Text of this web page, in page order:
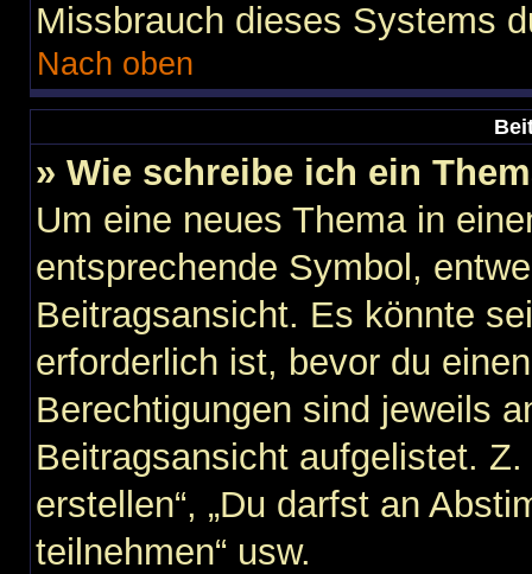
Missbrauch dieses Systems
Nach oben
» Wie schreibe ich ein
Um eine neues Thema in
entsprechende Symbol,
Beitragsansicht. Es könnte
erforderlich ist, bevor du
Berechtigungen sind jeweils
Beitragsansicht aufgelistet.
erstellen“, „Du darfst an
teilnehmen“ usw.